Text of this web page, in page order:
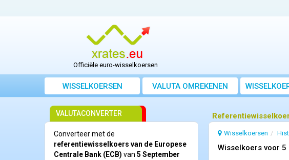
Officiële euro-wisselkoersen
WISSELKOERSEN VALUTA OMREKENEN
Wisselkoersen
Wisselkoers voor
VALUTACONVERTER
Converteer met de
referentiewisselkoers van de Europese
Centrale Bank (ECB) van 5 September